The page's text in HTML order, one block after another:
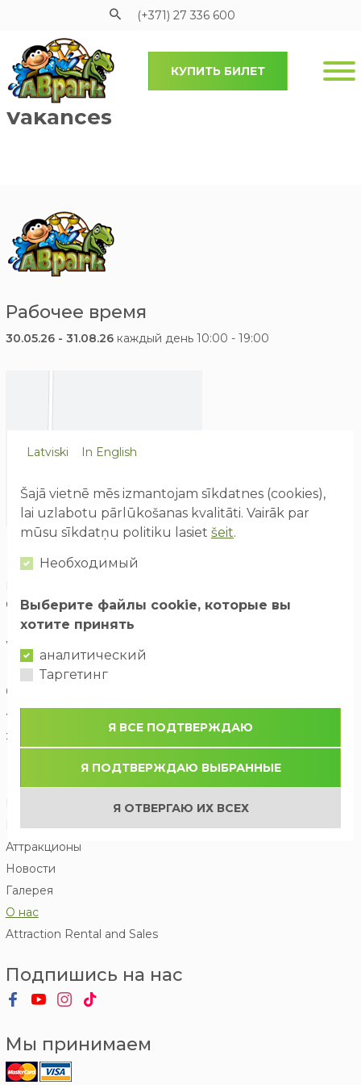
Pāriet uz galveno saturu
(+371) 27 336 600
КУПИТЬ БИЛЕТ
Vakances
Рабочее время
30.05.26 - 31.08.26 каждый день 10:00 - 19:00
Как нас найти
Ogres novads LV- 5011
Waze
Связаться с нами
Телефон:
Эл. почта:
Билеты
Аттракционы
Новости
Галерея
О нас
Attraction Rental and Sales
Подпишись на нас
Мы принимаем
Latviski In English
Šajā vietnē mēs izmantojam sīkdatnes (cookies),
lai uzlabotu pārlūkošanas kvalitāti. Vairāk par
mūsu sīkdatņu politiku lasiet šeit.
Необходимый
Выберите файлы cookie, которые вы
хотите принять
аналитический
Таргетинг
Я ВСЕ ПОДТВЕРЖДАЮ
Я ПОДТВЕРЖДАЮ ВЫБРАННЫЕ
Я ОТВЕРГАЮ ИХ ВСЕХ